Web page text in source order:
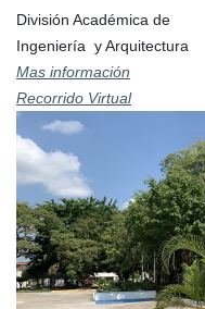
División Académica de
Ingeniería y Arquitectura
Mas información
Recorrido Virtual